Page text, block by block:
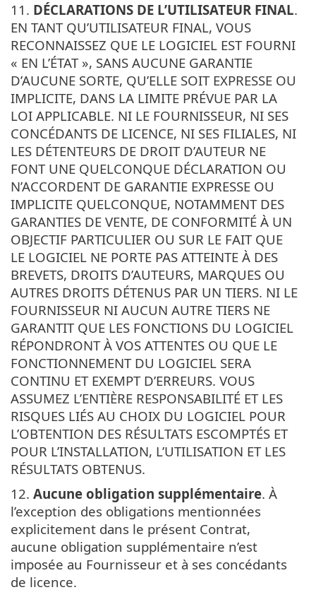
11. DÉCLARATIONS DE L’UTILISATEUR FINAL.
EN TANT QU’UTILISATEUR FINAL, VOUS
RECONNAISSEZ QUE LE LOGICIEL EST FOURNI
« EN L’ÉTAT », SANS AUCUNE GARANTIE
D’AUCUNE SORTE, QU’ELLE SOIT EXPRESSE OU
IMPLICITE, DANS LA LIMITE PRÉVUE PAR LA
LOI APPLICABLE. NI LE FOURNISSEUR, NI SES
CONCÉDANTS DE LICENCE, NI SES FILIALES, NI
LES DÉTENTEURS DE DROIT D’AUTEUR NE
FONT UNE QUELCONQUE DÉCLARATION OU
N’ACCORDENT DE GARANTIE EXPRESSE OU
IMPLICITE QUELCONQUE, NOTAMMENT DES
GARANTIES DE VENTE, DE CONFORMITÉ À UN
OBJECTIF PARTICULIER OU SUR LE FAIT QUE
LE LOGICIEL NE PORTE PAS ATTEINTE À DES
BREVETS, DROITS D’AUTEURS, MARQUES OU
AUTRES DROITS DÉTENUS PAR UN TIERS. NI LE
FOURNISSEUR NI AUCUN AUTRE TIERS NE
GARANTIT QUE LES FONCTIONS DU LOGICIEL
RÉPONDRONT À VOS ATTENTES OU QUE LE
FONCTIONNEMENT DU LOGICIEL SERA
CONTINU ET EXEMPT D’ERREURS. VOUS
ASSUMEZ L’ENTIÈRE RESPONSABILITÉ ET LES
RISQUES LIÉS AU CHOIX DU LOGICIEL POUR
L’OBTENTION DES RÉSULTATS ESCOMPTÉS ET
POUR L’INSTALLATION, L’UTILISATION ET LES
RÉSULTATS OBTENUS.
12. Aucune obligation supplémentaire. À
l’exception des obligations mentionnées
explicitement dans le présent Contrat,
aucune obligation supplémentaire n’est
imposée au Fournisseur et à ses concédants
de licence.